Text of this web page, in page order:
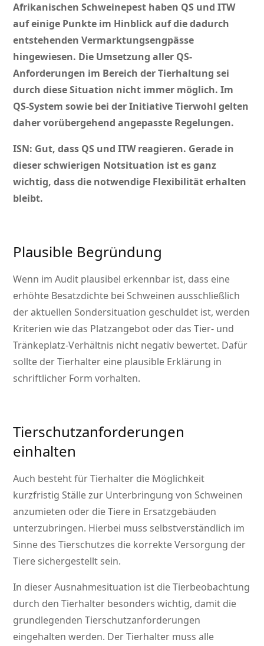
Afrikanischen Schweinepest haben QS und ITW
auf einige Punkte im Hinblick auf die dadurch
entstehenden Vermarktungsengpässe
hingewiesen. Die Umsetzung aller QS-
Anforderungen im Bereich der Tierhaltung sei
durch diese Situation nicht immer möglich. Im
QS-System sowie bei der Initiative Tierwohl gelten
daher vorübergehend angepasste Regelungen.
ISN: Gut, dass QS und ITW reagieren. Gerade in
dieser schwierigen Notsituation ist es ganz
wichtig, dass die notwendige Flexibilität erhalten
bleibt.
Plausible Begründung
Wenn im Audit plausibel erkennbar ist, dass eine
erhöhte Besatzdichte bei Schweinen ausschließlich
der aktuellen Sondersituation geschuldet ist, werden
Kriterien wie das Platzangebot oder das Tier- und
Tränkeplatz-Verhältnis nicht negativ bewertet. Dafür
sollte der Tierhalter eine plausible Erklärung in
schriftlicher Form vorhalten.
Tierschutzanforderungen
einhalten
Auch besteht für Tierhalter die Möglichkeit
kurzfristig Ställe zur Unterbringung von Schweinen
anzumieten oder die Tiere in Ersatzgebäuden
unterzubringen. Hierbei muss selbstverständlich im
Sinne des Tierschutzes die korrekte Versorgung der
Tiere sichergestellt sein.
In dieser Ausnahmesituation ist die Tierbeobachtung
durch den Tierhalter besonders wichtig, damit die
grundlegenden Tierschutzanforderungen
eingehalten werden. Der Tierhalter muss alle